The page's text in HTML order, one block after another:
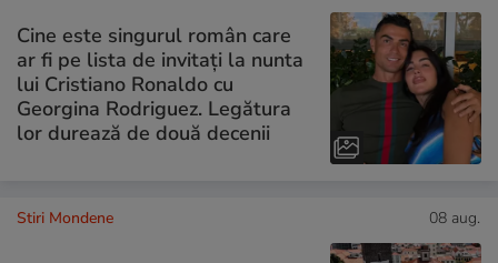
Cine este singurul român care
ar fi pe lista de invitați la nunta
lui Cristiano Ronaldo cu
Georgina Rodriguez. Legătura
lor durează de două decenii
Stiri Mondene 08 aug.